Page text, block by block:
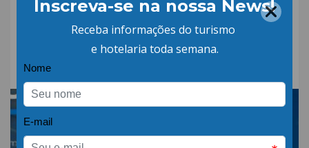
Penha faz mapeamento
de praias e recantos
naturais da cidade